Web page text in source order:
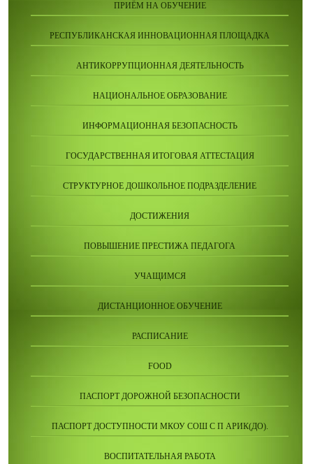
ПРИЁМ НА ОБУЧЕНИЕ
РЕСПУБЛИКАНСКАЯ ИННОВАЦИОННАЯ ПЛОЩАДКА
АНТИКОРРУПЦИОННАЯ ДЕЯТЕЛЬНОСТЬ
НАЦИОНАЛЬНОЕ ОБРАЗОВАНИЕ
ИНФОРМАЦИОННАЯ БЕЗОПАСНОСТЬ
ГОСУДАРСТВЕННАЯ ИТОГОВАЯ АТТЕСТАЦИЯ
СТРУКТУРНОЕ ДОШКОЛЬНОЕ ПОДРАЗДЕЛЕНИЕ
ДОСТИЖЕНИЯ
ПОВЫШЕНИЕ ПРЕСТИЖА ПЕДАГОГА
УЧАЩИМСЯ
ДИСТАНЦИОННОЕ ОБУЧЕНИЕ
РАСПИСАНИЕ
FOOD
ПАСПОРТ ДОРОЖНОЙ БЕЗОПАСНОСТИ
ПАСПОРТ ДОСТУПНОСТИ МКОУ СОШ С П АРИК(ДО).
ВОСПИТАТЕЛЬНАЯ РАБОТА